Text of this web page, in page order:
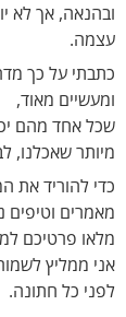
יותר מדי, כך
לעשות את
לבין אירוע
המדריך
נוספים ממני,
למטה.